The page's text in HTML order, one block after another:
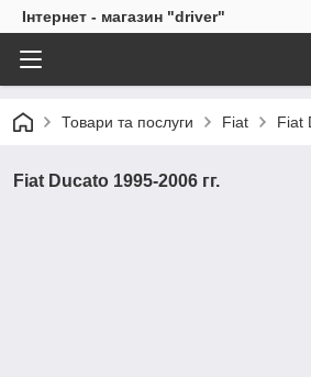
Інтернет - магазин "driver"
Товари та послуги Fiat Fiat
Fiat Ducato 1995-2006 гг.